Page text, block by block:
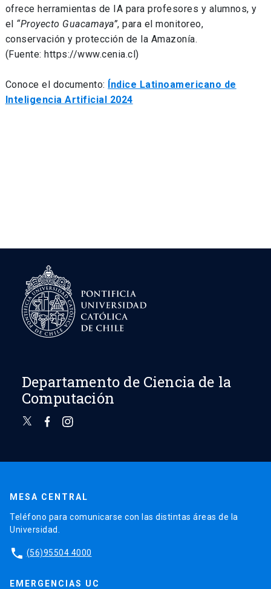
ofrece herramientas de IA para profesores y alumnos, y
el “Proyecto Guacamaya”, para el monitoreo,
conservación y protección de la Amazonía.
(Fuente: https://www.cenia.cl)
Conoce el documento: Índice Latinoamericano de
Inteligencia Artificial 2024
Departamento de Ciencia de la
Computación
MESA CENTRAL
Teléfono para comunicarse con las distintas áreas de la
Universidad.
phone (56)95504 4000
EMERGENCIAS UC